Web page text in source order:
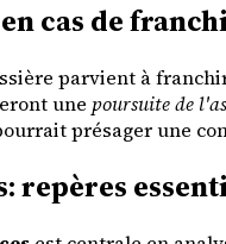
cas de
parvient à
une poursuite de
présager une
repères